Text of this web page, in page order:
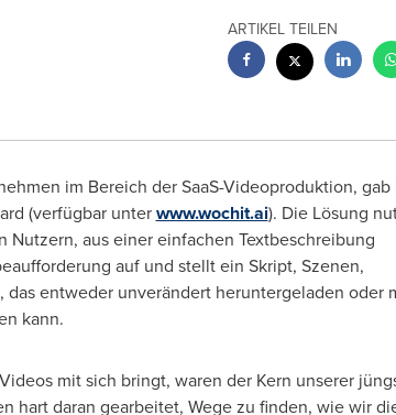
ARTIKEL TEILEN
im Bereich der SaaS-Videoproduktion,
(verfügbar unterwww.wochit.ai). Die Lösung
aus einer einfachen Textbeschreibung
auf und stellt ein Skript, Szenen,
entweder unverändert heruntergeladen oder
kann.
mit sich bringt, waren der Kern unserer
hart daran gearbeitet, Wege zu finden, wie wir